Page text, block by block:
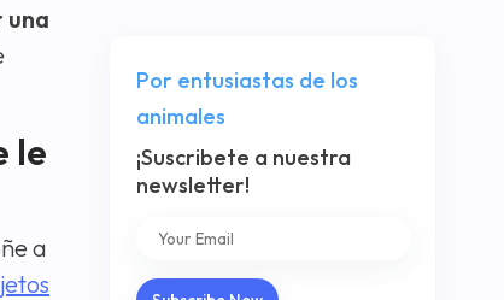
le
a
Por entusiastas de los
animales
¡Suscribete a nuestra
newsletter!